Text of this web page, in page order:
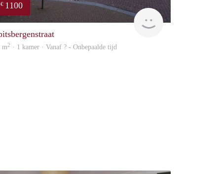
€ 1100
finder
m2 · 1 kamer · Vanaf ? - Onbepaalde tijd